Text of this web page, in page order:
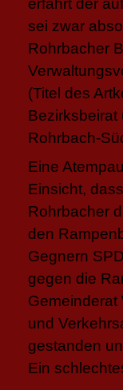
erfährt der
sei zwar
Rohrbacher
(Titel des
Bezirksbeirat
Rohrbach-
Eine
Einsicht,
Rohrbacher
den
Gegnern
gegen die
Gemeinderat
und
gestanden
Ein